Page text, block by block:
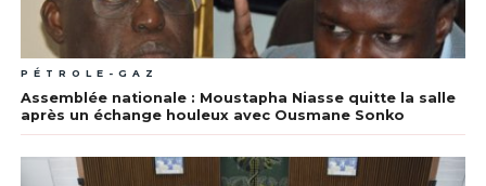
PÉTROLE-GAZ
Assemblée nationale : Moustapha Niasse quitte la salle
après un échange houleux avec Ousmane Sonko